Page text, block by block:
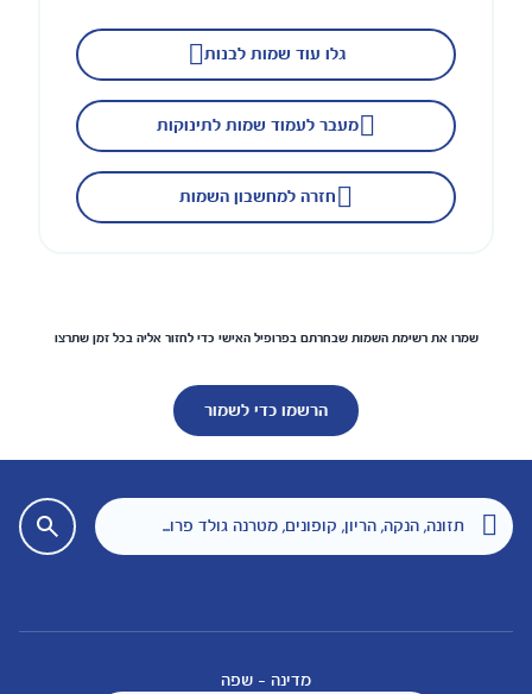
מעבר לעמוד שמות לתינוקות
חזרה למחשבון השמות
גלו עוד שמות לבנות
שמרו את רשימת השמות שבחרתם בפרופיל האישי כדי לחזור אליה בכל זמן שתרצו
הרשמו כדי לשמור
מדינה - שפה